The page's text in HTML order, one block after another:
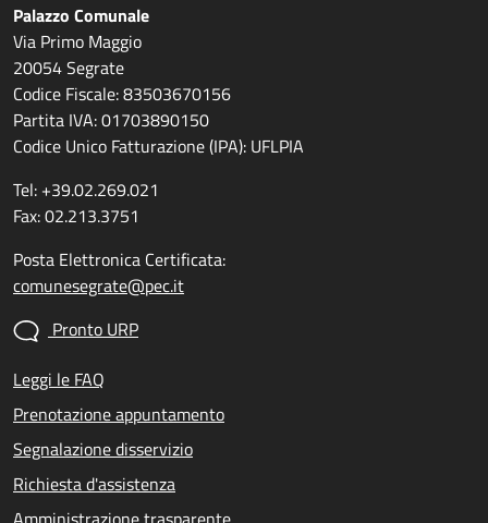
Palazzo Comunale
Via Primo Maggio
20054 Segrate
Codice Fiscale: 83503670156
Partita IVA: 01703890150
Codice Unico Fatturazione (IPA): UFLPIA
Tel: +39.02.269.021
Fax: 02.213.3751
Posta Elettronica Certificata:
comunesegrate@pec.it
Pronto URP
Leggi le FAQ
Prenotazione appuntamento
Segnalazione disservizio
Richiesta d'assistenza